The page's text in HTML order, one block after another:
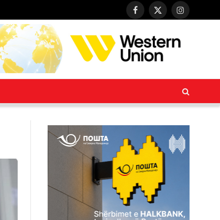
Facebook
X
Instagram